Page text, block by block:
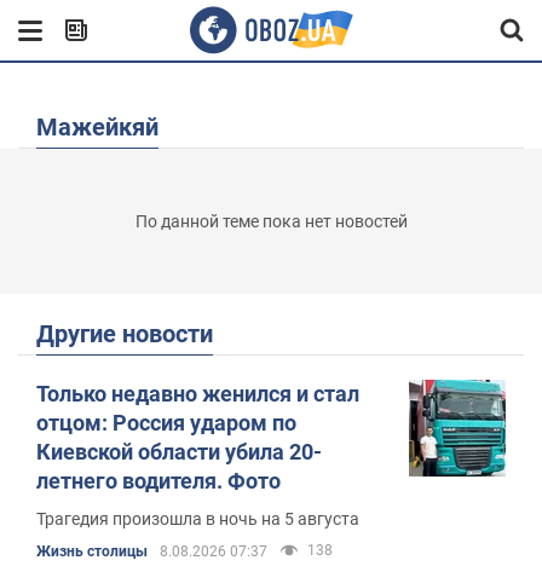
Мажейкяй
По данной теме пока нет новостей
Другие новости
Только недавно женился и стал
отцом: Россия ударом по
Киевской области убила 20-
летнего водителя. Фото
Трагедия произошла в ночь на 5 августа
Жизнь столицы 8.08.2026 07:37 138